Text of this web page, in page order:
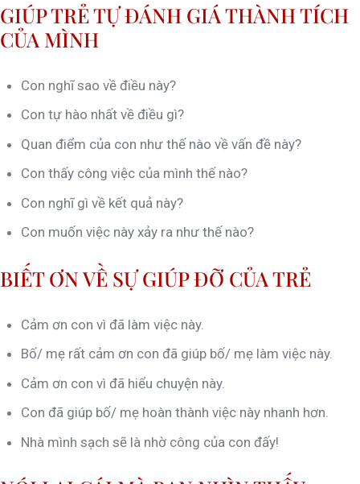
GIÚP TRẺ TỰ ĐÁNH GIÁ THÀNH TÍCH
CỦA MÌNH
Con nghĩ sao về điều này?
Con tự hào nhất về điều gì?
Quan điểm của con như thế nào về vấn đề này?
Con thấy công việc của mình thế nào?
Con nghĩ gì về kết quả này?
Con muốn việc này xảy ra như thế nào?
BIẾT ƠN VỀ SỰ GIÚP ĐỠ CỦA TRẺ
Cảm ơn con vì đã làm việc này.
Bố/ mẹ rất cảm ơn con đã giúp bố/ mẹ làm việc này.
Cảm ơn con vì đã hiểu chuyện này.
Con đã giúp bố/ mẹ hoàn thành việc này nhanh hơn.
Nhà mình sạch sẽ là nhờ công của con đấy!